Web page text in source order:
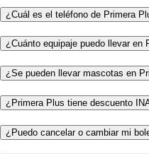
¿Cuál es el teléfono de Primera
¿Cuánto equipaje puedo llevar en
¿Se pueden llevar mascotas en
¿Primera Plus tiene descuento
¿Puedo cancelar o cambiar mi